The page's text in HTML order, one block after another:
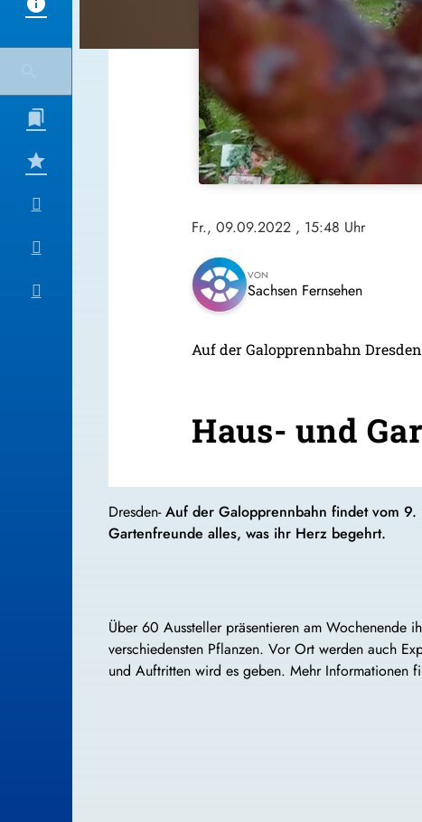
Fr., 09.09.2022 , 15:48 Uhr
VON
Sachsen Fernsehen
Auf der Galopprennbahn
Haus- und
Dresden-Auf der Galopprennbahn findet vom
Gartenfreunde alles, was ihr Herz begehrt.
Über 60 Aussteller präsentieren am Wochenende
verschiedensten Pflanzen. Vor Ort werden auch
und Auftritten wird es geben. Mehr Informationen